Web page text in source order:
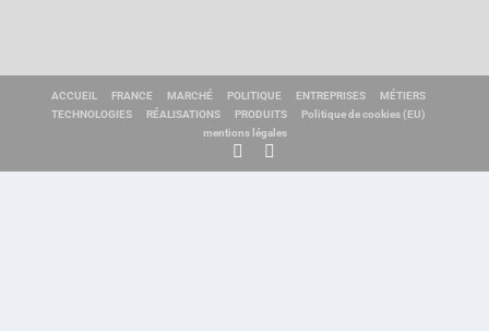
ACCUEIL FRANCE MARCHÉ POLITIQUE ENTREPRISES
MÉTIERS
TECHNOLOGIES
RÉALISATIONS PRODUITS
Politique de cookies (EU)
mentions légales